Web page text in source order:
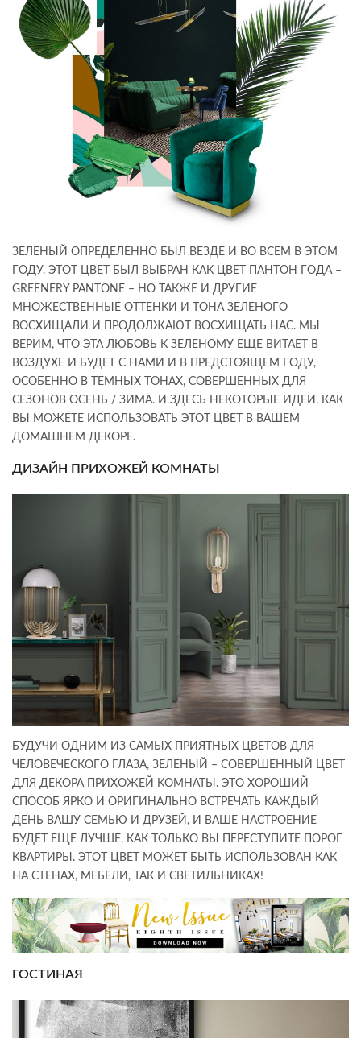
ЗЕЛЕНЫЙ ОПРЕДЕЛЕННО БЫЛ ВЕЗДЕ И ВО ВСЕМ В ЭТОМ
ГОДУ. ЭТОТ ЦВЕТ БЫЛ ВЫБРАН КАК ЦВЕТ ПАНТОН ГОДА –
GREENERY PANTONE – НО ТАКЖЕ И ДРУГИЕ
МНОЖЕСТВЕННЫЕ ОТТЕНКИ И ТОНА ЗЕЛЕНОГО
ВОСХИЩАЛИ И ПРОДОЛЖАЮТ ВОСХИЩАТЬ НАС. МЫ
ВЕРИМ, ЧТО ЭТА ЛЮБОВЬ К ЗЕЛЕНОМУ ЕЩЕ ВИТАЕТ В
ВОЗДУХЕ И БУДЕТ С НАМИ И В ПРЕДСТОЯЩЕМ ГОДУ,
ОСОБЕННО В ТЕМНЫХ ТОНАХ, СОВЕРШЕННЫХ ДЛЯ
СЕЗОНОВ ОСЕНЬ / ЗИМА. И ЗДЕСЬ НЕКОТОРЫЕ ИДЕИ, КАК
ВЫ МОЖЕТЕ ИСПОЛЬЗОВАТЬ ЭТОТ ЦВЕТ В ВАШЕМ
ДОМАШНЕМ ДЕКОРЕ.
ДИЗАЙН ПРИХОЖЕЙ КОМНАТЫ
БУДУЧИ ОДНИМ ИЗ САМЫХ ПРИЯТНЫХ ЦВЕТОВ ДЛЯ
ЧЕЛОВЕЧЕСКОГО ГЛАЗА, ЗЕЛЕНЫЙ – СОВЕРШЕННЫЙ ЦВЕТ
ДЛЯ ДЕКОРА ПРИХОЖЕЙ КОМНАТЫ. ЭТО ХОРОШИЙ
СПОСОБ ЯРКО И ОРИГИНАЛЬНО ВСТРЕЧАТЬ КАЖДЫЙ
ДЕНЬ ВАШУ СЕМЬЮ И ДРУЗЕЙ, И ВАШЕ НАСТРОЕНИЕ
БУДЕТ ЕЩЕ ЛУЧШЕ, КАК ТОЛЬКО ВЫ ПЕРЕСТУПИТЕ ПОРОГ
КВАРТИРЫ. ЭТОТ ЦВЕТ МОЖЕТ БЫТЬ ИСПОЛЬЗОВАН КАК
НА СТЕНАХ, МЕБЕЛИ, ТАК И СВЕТИЛЬНИКАХ!
ГОСТИНАЯ